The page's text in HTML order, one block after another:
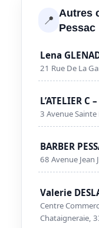
📍 Autres
Pessac
Lena
21 Rue De La
L’ATELIER
3 Avenue
BARBER
68 Avenue Jean
Valerie
Centre
Chataigneraie,